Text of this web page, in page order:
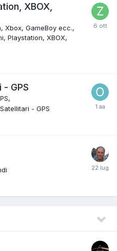
XBOX,
Xbox, GameBoy ecc.
Playstation, XBOX,
GPS
- GPS